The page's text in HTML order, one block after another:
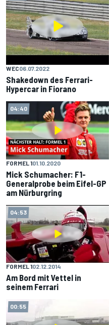
WEC06.07.2022
Shakedown des Ferrari-
Hypercar in Fiorano
04:40
FORMEL 101.10.2020
Mick Schumacher: F1-
Generalprobe beim Eifel-GP
am Nürburgring
04:53
FORMEL 102.12.2014
Am Bord mit Vettel in
seinem Ferrari
00:55